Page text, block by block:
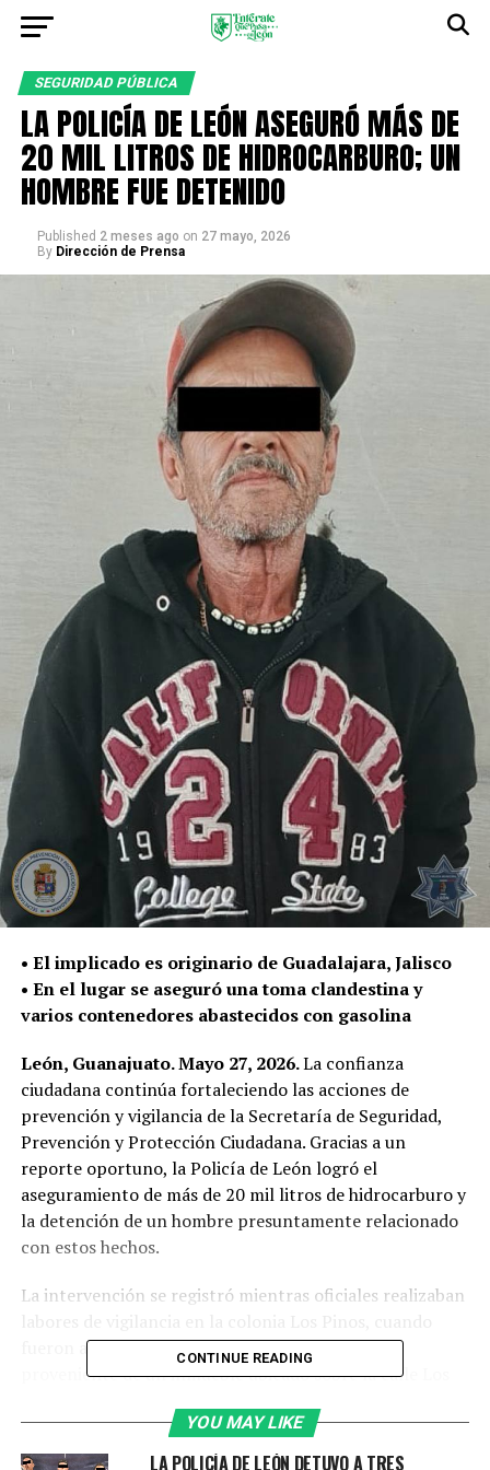
SEGURIDAD PÚBLICA
LA POLICÍA DE LEÓN ASEGURÓ MÁS DE
20 MIL LITROS DE HIDROCARBURO; UN
HOMBRE FUE DETENIDO
Published 2 meses ago on 27 mayo, 2026
By Dirección de Prensa
• El implicado es originario de Guadalajara, Jalisco
• En el lugar se aseguró una toma clandestina y
varios contenedores abastecidos con gasolina
León, Guanajuato. Mayo 27, 2026.La confianza
ciudadana continúa fortaleciendo las acciones de
prevención y vigilancia de la Secretaría de Seguridad,
Prevención y Protección Ciudadana. Gracias a un
reporte oportuno, la Policía de León logró el
aseguramiento de más de 20 mil litros de hidrocarburo y
la detención de un hombre presuntamente relacionado
con estos hechos.
La intervención se registró mientras oficiales realizaban
fueron alertados sobre un fuerte olor a gasolina
proveniente de un inmueble ubicado sobre la calle Los
Con la información proporcionada, policías acudieron al
CONTINUE READING
YOU MAY LIKE
LA POLICÍA DE LEÓN DETUVO A TRES